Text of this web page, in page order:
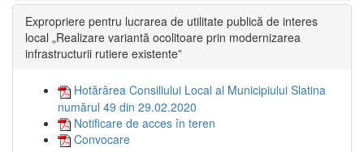
Expropriere pentru lucrarea de utilitate publică de interes
local „Realizare variantă ocolitoare prin modernizarea
infrastructurii rutiere existente”
Hotărârea Consiliului Local al Municipiului Slatina
numărul 49 din 29.02.2020
Notificare de acces în teren
Convocare